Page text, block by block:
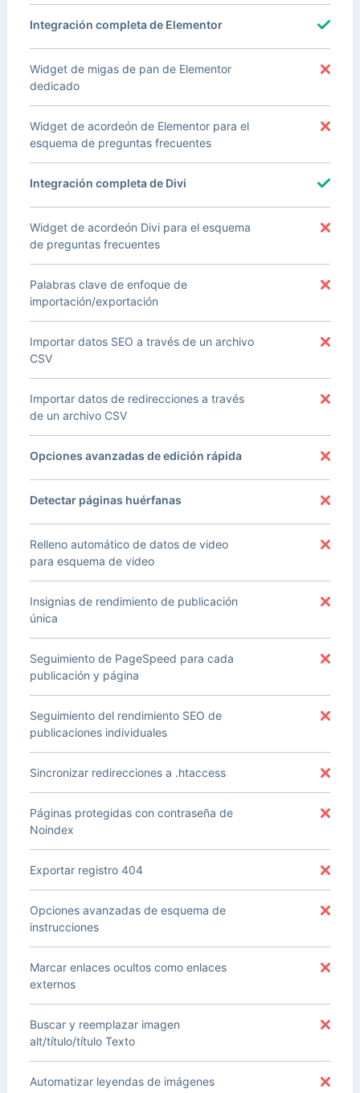
Integración completa de Elementor
Widget de migas de pan de Elementor
dedicado
Widget de acordeón de Elementor para el
esquema de preguntas frecuentes
Integración completa de Divi
Widget de acordeón Divi para el esquema
de preguntas frecuentes
Palabras clave de enfoque de
importación/exportación
Importar datos SEO a través de un archivo
CSV
Importar datos de redirecciones a través
de un archivo CSV
Opciones avanzadas de edición rápida
Detectar páginas huérfanas
Relleno automático de datos de video
para esquema de video
Insignias de rendimiento de publicación
única
Seguimiento de PageSpeed para cada
publicación y página
Seguimiento del rendimiento SEO de
publicaciones individuales
Sincronizar redirecciones a .htaccess
Páginas protegidas con contraseña de
Noindex
Exportar registro 404
Opciones avanzadas de esquema de
instrucciones
Marcar enlaces ocultos como enlaces
externos
Buscar y reemplazar imagen
alt/título/título Texto
Automatizar leyendas de imágenes